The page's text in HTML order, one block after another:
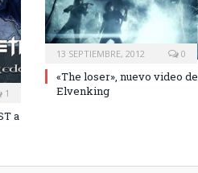
1
a
13 SEPTIEMBRE, 2012 0
«The loser», nuevo video de
Elvenking